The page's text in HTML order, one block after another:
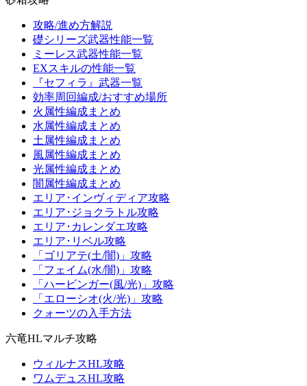
攻略/進め方解説
礎シリーズ武器性能一覧
ミーレス武器性能一覧
EXスキルの性能一覧
『セフィラ』武器一覧
効率周回編成/おすすめ場所
火属性編成まとめ
水属性編成まとめ
土属性編成まとめ
風属性編成まとめ
光属性編成まとめ
闇属性編成まとめ
エリア･インヴィディア攻略
エリア･ジョクラトル攻略
エリア･カレンダエ攻略
エリア･リベル攻略
「ゴリアテ(土/闇)」攻略
「フェイム(水/闇)」攻略
「ハービンガー(風/光)」攻略
「エローシオ(火/光)」攻略
クォーツの入手方法
六竜HLマルチ攻略
ウィルナスHL攻略
ワムデュスHL攻略